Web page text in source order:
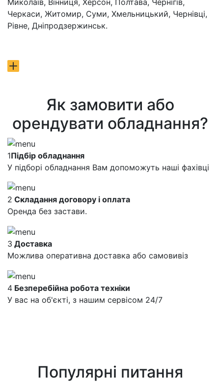
Миколаїв, Вінниця, Херсон, Полтава, Чернігів,
Черкаси, Житомир, Суми, Хмельницький, Чернівці,
Рівне, Дніпродзержинськ.
Як замовити або
орендувати обладнання?
1Підбір обладнання
У підборі обладнання Вам допоможуть наші фахівці
2 Складання договору і оплата
Оренда без застави.
3 Доставка
Можлива оперативна доставка або самовивіз
4 Безперебійна робота техніки
У вас на об'єкті, з нашим сервісом 24/7
Популярні питання